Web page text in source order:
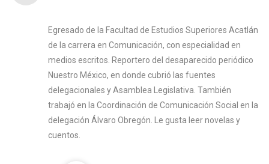
Egresado de la Facultad de Estudios Superiores Acatlán
de la carrera en Comunicación, con especialidad en
medios escritos. Reportero del desaparecido periódico
Nuestro México, en donde cubrió las fuentes
delegacionales y Asamblea Legislativa. También
trabajó en la Coordinación de Comunicación Social en la
delegación Álvaro Obregón. Le gusta leer novelas y
cuentos.